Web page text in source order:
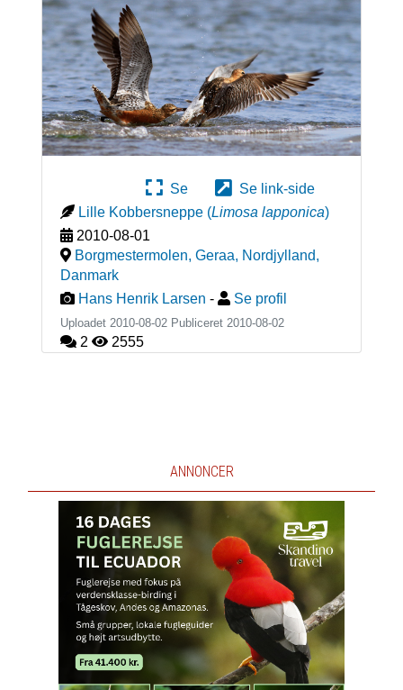
Se
Se link-side
Lille Kobbersneppe (Limosa lapponica)
2010-08-01
Borgmestermolen, Geraa, Nordjylland,
Danmark
Hans Henrik Larsen - Se profil
Uploadet 2010-08-02 Publiceret 2010-08-02
2 2555
ANNONCER